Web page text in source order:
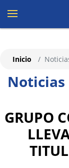
Noticias
Inicio
GRUPO